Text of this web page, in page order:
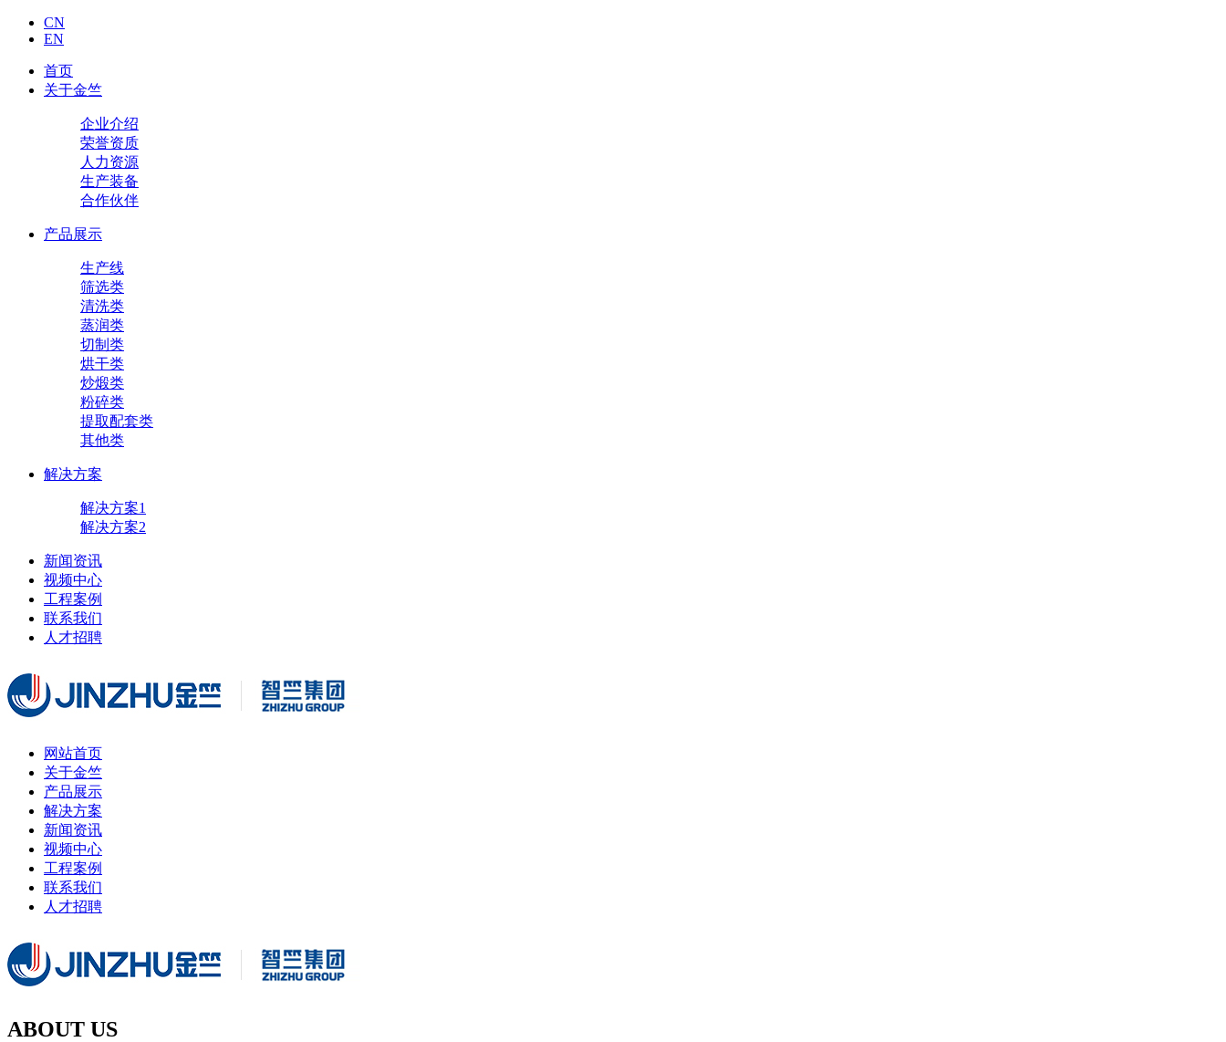
CN
EN
首页
关于金竺
企业介绍
荣誉资质
人力资源
生产装备
合作伙伴
产品展示
生产线
筛选类
清洗类
蒸润类
切制类
烘干类
炒煅类
粉碎类
提取配套类
其他类
解决方案
解决方案1
解决方案2
新闻资讯
视频中心
工程案例
联系我们
人才招聘
网站首页
关于金竺
产品展示
解决方案
新闻资讯
视频中心
工程案例
联系我们
人才招聘
ABOUT US